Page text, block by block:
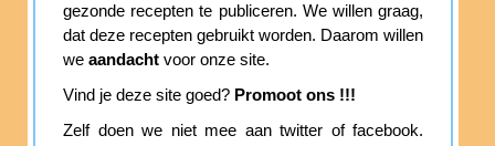
gezonde recepten te publiceren. We willen graag,
dat deze recepten gebruikt worden. Daarom willen
we aandacht voor onze site.
Vind je deze site goed? Promoot ons !!!
Zelf doen we niet mee aan twitter of facebook.